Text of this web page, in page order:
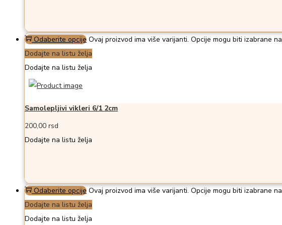
Odaberite opcije Ovaj proizvod ima više varijanti. Opcije mogu biti izabrane
Dodajte na listu želja
Dodajte na listu želja
Samolepljivi vikleri 6/1 2cm
200,00 rsd
Dodajte na listu želja
Odaberite opcije Ovaj proizvod ima više varijanti. Opcije mogu biti izabrane
Dodajte na listu želja
Dodajte na listu želja